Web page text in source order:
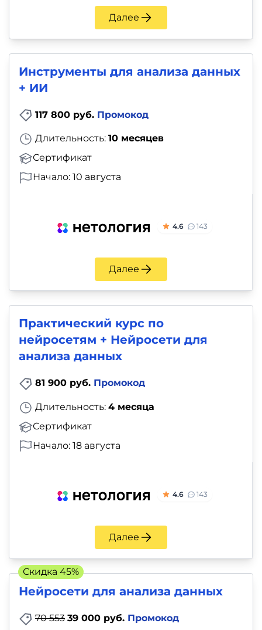
Далее
Инструменты для анализа данных
+ ИИ
117 800 руб. Промокод
Длительность: 10 месяцев
Сертификат
Начало: 10 августа
4.6 143
Далее
Практический курс по
нейросетям + Нейросети для
анализа данных
81 900 руб. Промокод
Длительность: 4 месяца
Сертификат
Начало: 18 августа
4.6 143
Далее
Нейросети для анализа данных
70 553 39 000 руб. Промокод
Скидка 45%